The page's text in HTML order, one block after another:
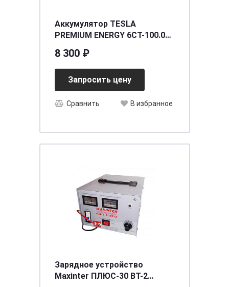
Аккумулятор TESLA
PREMIUM ENERGY 6СТ-100.0
8 300 ₽
Запросить цену
Сравнить В избранное
Зарядное устройство
Мaxinter ПЛЮС-30 BT-2